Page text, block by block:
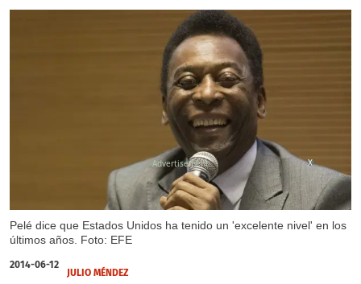
Pelé dice que Estados Unidos ha tenido un 'excelente nivel' en los
últimos años. Foto: EFE
X
2014-06-12
JULIO MÉNDEZ